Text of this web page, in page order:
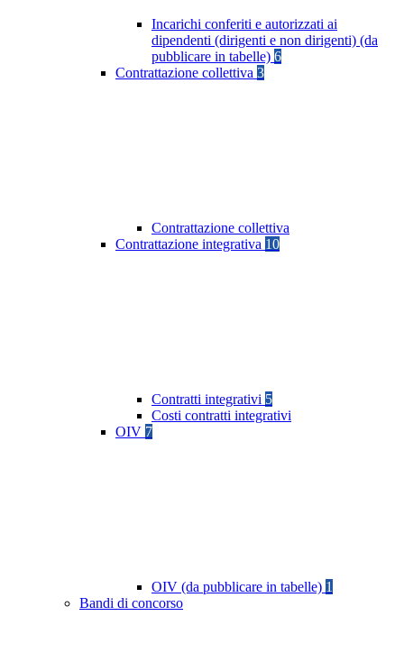
Incarichi conferiti e autorizzati ai
dipendenti (dirigenti e non dirigenti) (da
pubblicare in tabelle) 6
Contrattazione collettiva 3
Contrattazione collettiva
Contrattazione integrativa 10
Contratti integrativi 5
Costi contratti integrativi
OIV 7
OIV (da pubblicare in tabelle) 1
Bandi di concorso